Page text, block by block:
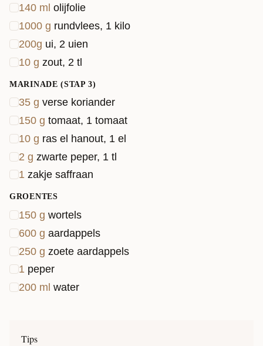
140 ml olijfolie
1000 g rundvlees, 1 kilo
200g ui, 2 uien
10 g zout, 2 tl
MARINADE (STAP 3)
35 g verse koriander
150 g tomaat, 1 tomaat
10 g ras el hanout, 1 el
2 g zwarte peper, 1 tl
1 zakje saffraan
GROENTES
150 g wortels
600 g aardappels
250 g zoete aardappels
1 peper
200 ml water
Tips